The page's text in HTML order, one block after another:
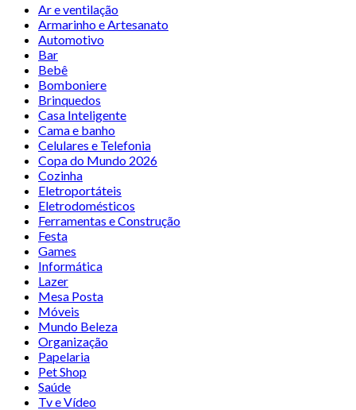
Ar e ventilação
Armarinho e Artesanato
Automotivo
Bar
Bebê
Bomboniere
Brinquedos
Casa Inteligente
Cama e banho
Celulares e Telefonia
Copa do Mundo 2026
Cozinha
Eletroportáteis
Eletrodomésticos
Ferramentas e Construção
Festa
Games
Informática
Lazer
Mesa Posta
Móveis
Mundo Beleza
Organização
Papelaria
Pet Shop
Saúde
Tv e Vídeo